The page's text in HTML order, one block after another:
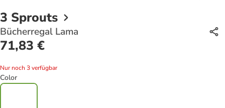
3 Sprouts
Bücherregal Lama
71,83 €
Nur noch 3 verfügbar
Color